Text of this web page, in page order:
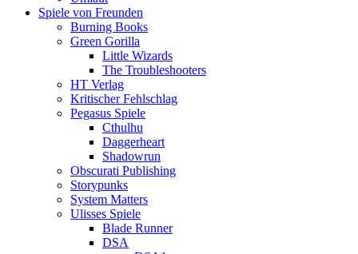
Spiele von Freunden
Burning Books
Green Gorilla
Little Wizards
The Troubleshooters
HT Verlag
Kritischer Fehlschlag
Pegasus Spiele
Cthulhu
Daggerheart
Shadowrun
Obscurati Publishing
Storypunks
System Matters
Ulisses Spiele
Blade Runner
DSA